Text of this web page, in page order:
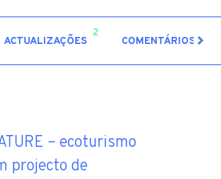
ACTUALIZAÇÕES
2
COMENTÁRIOS
– ecoturismo
projecto de